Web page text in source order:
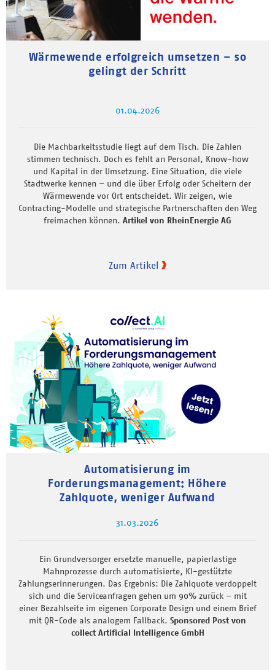
Wärmewende erfolgreich umsetzen – so
gelingt der Schritt
01.04.2026
Die Machbarkeitsstudie liegt auf dem Tisch. Die Zahlen
stimmen technisch. Doch es fehlt an Personal, Know-how
und Kapital in der Umsetzung. Eine Situation, die viele
Stadtwerke kennen – und die über Erfolg oder Scheitern der
Wärmewende vor Ort entscheidet. Wir zeigen, wie
Contracting-Modelle und strategische Partnerschaften den Weg
freimachen können. Artikel von RheinEnergie AG
Zum Artikel
Automatisierung im
Forderungsmanagement: Höhere
Zahlquote, weniger Aufwand
31.03.2026
Ein Grundversorger ersetzte manuelle, papierlastige
Mahnprozesse durch automatisierte, KI-gestützte
Zahlungserinnerungen. Das Ergebnis: Die Zahlquote verdoppelt
sich und die Serviceanfragen gehen um 90% zurück – mit
einer Bezahlseite im eigenen Corporate Design und einem Brief
mit QR-Code als analogem Fallback. Sponsored Post von
collect Artificial Intelligence GmbH